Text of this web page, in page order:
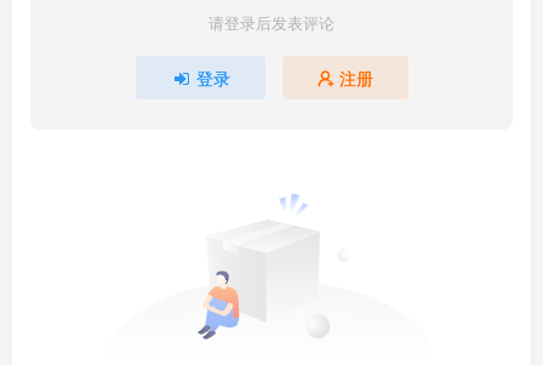
请登录后发表评论
登录 注册